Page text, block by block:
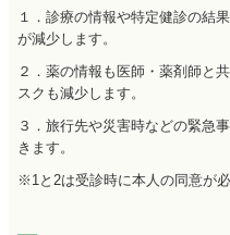
１．診療の情報や特定健診の結
が減少します。
２．薬の情報も医師・薬剤師と
スクも減少します。
３．旅行先や災害時などの緊急
きます。
※1と2は受診時に本人の同意が必